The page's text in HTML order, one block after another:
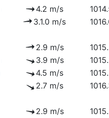
4.2 m/s
3.1.0 m/s
2.9 m/s
3.9 m/s
4.5 m/s
2.7 m/s
2.9 m/s